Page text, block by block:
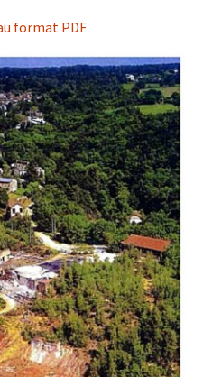
format PDF